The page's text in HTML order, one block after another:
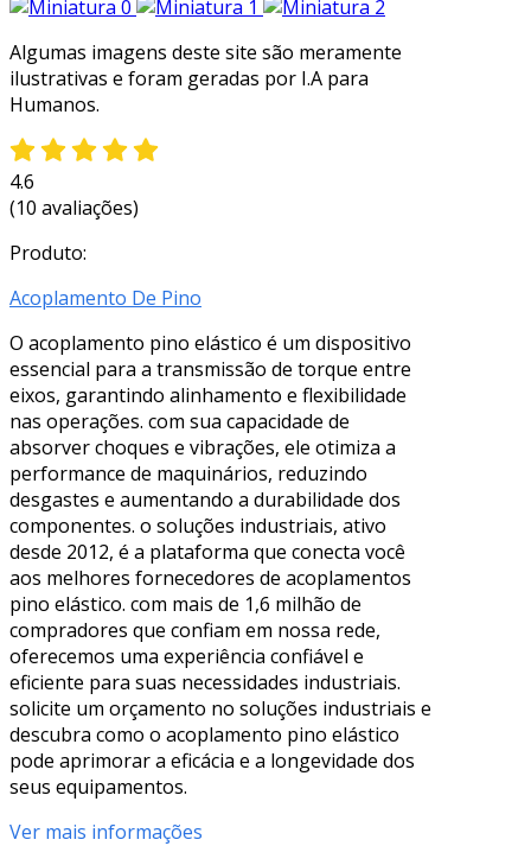
Algumas imagens deste site são meramente
ilustrativas e foram geradas por I.A para
Humanos.
4.6
(10 avaliações)
Produto:
Acoplamento De Pino
O acoplamento pino elástico é um dispositivo
essencial para a transmissão de torque entre
eixos, garantindo alinhamento e flexibilidade
nas operações. com sua capacidade de
absorver choques e vibrações, ele otimiza a
performance de maquinários, reduzindo
desgastes e aumentando a durabilidade dos
componentes. o soluções industriais, ativo
desde 2012, é a plataforma que conecta você
aos melhores fornecedores de acoplamentos
pino elástico. com mais de 1,6 milhão de
compradores que confiam em nossa rede,
oferecemos uma experiência confiável e
eficiente para suas necessidades industriais.
solicite um orçamento no soluções industriais e
descubra como o acoplamento pino elástico
pode aprimorar a eficácia e a longevidade dos
seus equipamentos.
Ver mais informações